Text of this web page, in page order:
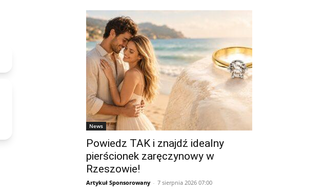
News
Powiedz TAK i znajdź idealny
pierścionek zaręczynowy w
Rzeszowie!
Artykuł Sponsorowany - 7 sierpnia 2026 07:00